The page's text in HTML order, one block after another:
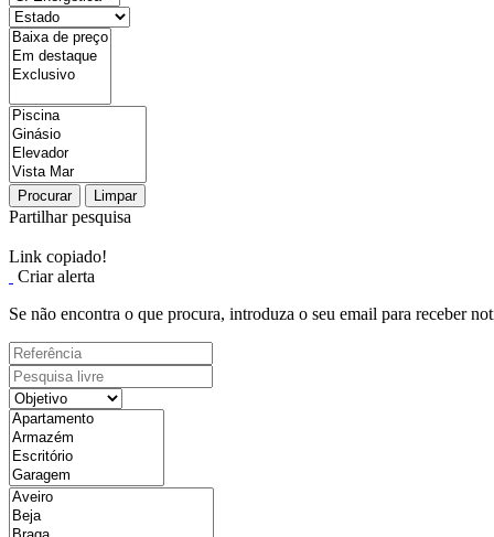
Procurar Limpar
Partilhar pesquisa
Link copiado!
Criar alerta
Se não encontra o que procura, introduza o seu email para receber